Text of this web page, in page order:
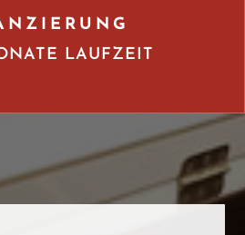
LAUFZEIT